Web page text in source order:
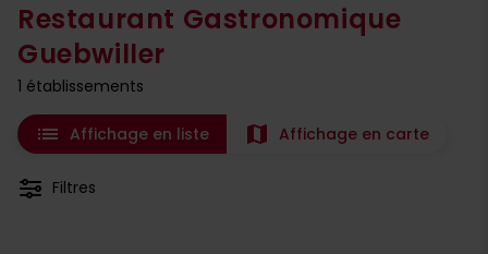
Restaurant Gastronomique
Guebwiller
1 établissements
list Affichage en liste map Affichage en carte
Filtres